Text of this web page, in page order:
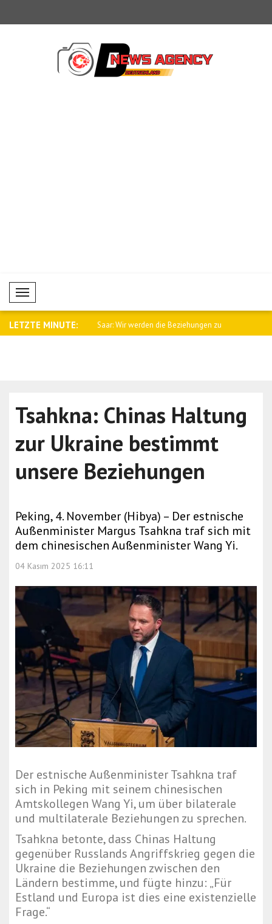
Mobil Menü
LETZTE MINUTE:
Baqaei an Saar: Wir werden die Beziehungen zu
Tsahkna: Chinas Haltung
zur Ukraine bestimmt
unsere Beziehungen
Peking, 4. November (Hibya) – Der estnische
Außenminister Margus Tsahkna traf sich mit
dem chinesischen Außenminister Wang Yi.
04 Kasım 2025 16:11
Der estnische Außenminister Tsahkna traf
sich in Peking mit seinem chinesischen
Amtskollegen Wang Yi, um über bilaterale
und multilaterale Beziehungen zu sprechen.
Tsahkna betonte, dass Chinas Haltung
gegenüber Russlands Angriffskrieg gegen die
Ukraine die Beziehungen zwischen den
Ländern bestimme, und fügte hinzu: „Für
Estland und Europa ist dies eine existenzielle
Frage.“